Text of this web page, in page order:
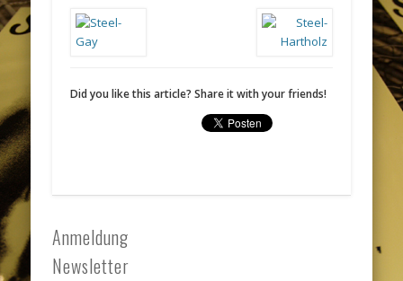
Did you like this article? Share it with your friends!
Anmeldung
Newsletter